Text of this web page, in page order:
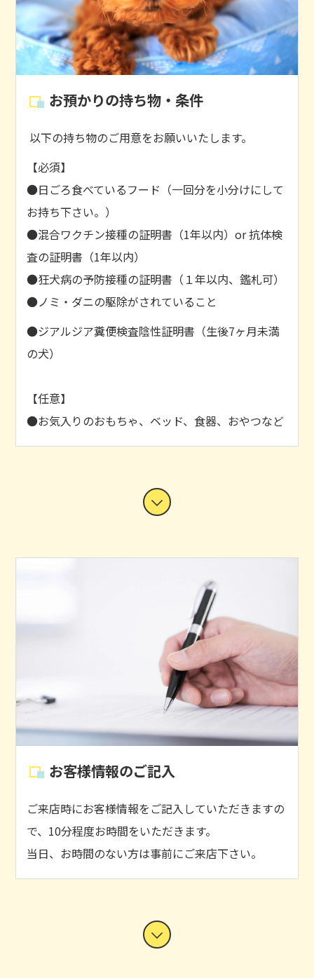
お預かりの持ち物・条件
以下の持ち物のご用意をお願いいたします。
【必須】
●日ごろ食べているフード（一回分を小分けにして
お持ち下さい。）
●混合ワクチン接種の証明書（1年以内）or 抗体検
査の証明書（1年以内）
●狂犬病の予防接種の証明書（１年以内、鑑札可）
●ノミ・ダニの駆除がされていること
●ジアルジア糞便検査陰性証明書（生後7ヶ月未満
の犬）
【任意】
●お気入りのおもちゃ、ベッド、食器、おやつなど
お客様情報のご記入
ご来店時にお客様情報をご記入していただきますの
で、10分程度お時間をいただきます。
当日、お時間のない方は事前にご来店下さい。